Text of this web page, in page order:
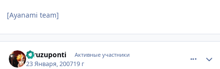
[Ayanami team]
furuzuponti Активные участники
23 Января, 200719 г